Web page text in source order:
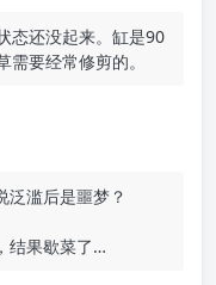
态还没起来。缸是90
要经常修剪的。
泛滥后是噩梦？
结果歇菜了…